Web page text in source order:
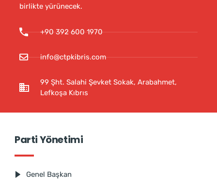
birlikte yürünecek.
+90 392 600 1970
info@ctpkibris.com
99 Şht. Salahi Şevket Sokak, Arabahmet,
Lefkoşa Kıbrıs
Parti Yönetimi
Genel Başkan